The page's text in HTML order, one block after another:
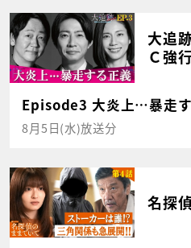
大追
Ｃ強
Episode3 大炎上…暴走
8月5日(水)放送分
名探